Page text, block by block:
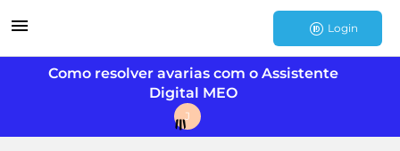
Login
Como resolver avarias com o Assistente
Digital MEO
J